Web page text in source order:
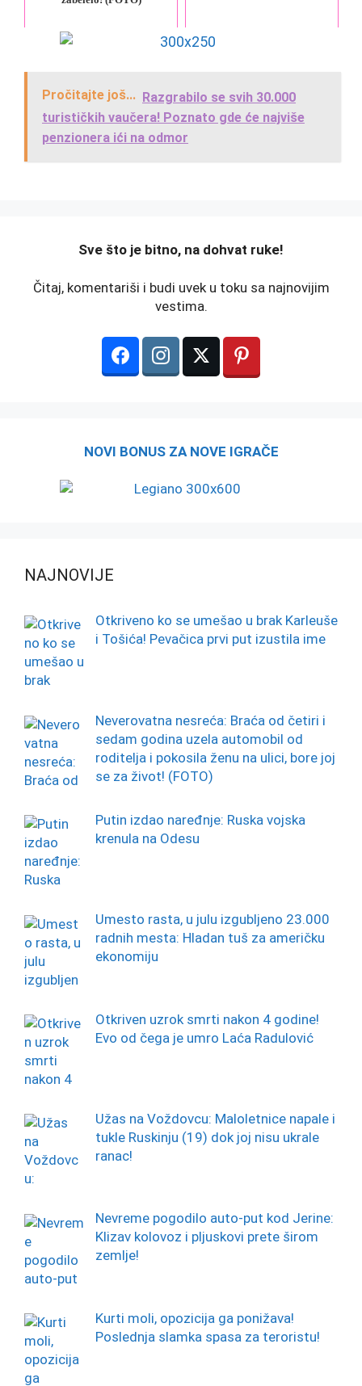
Pročitajte još... Razgrabilo se svih 30.000
turističkih vaučera! Poznato gde će najviše
penzionera ići na odmor
️Sve što je bitno, na dohvat ruke!
Čitaj, komentariši i budi uvek u toku sa najnovijim
vestima.
NOVI BONUS ZA NOVE IGRAČE
NAJNOVIJE
Otkriveno ko se umešao u brak Karleuše
i Tošića! Pevačica prvi put izustila ime
Neverovatna nesreća: Braća od četiri i
sedam godina uzela automobil od
roditelja i pokosila ženu na ulici, bore joj
se za život! (FOTO)
Putin izdao naređnje: Ruska vojska
krenula na Odesu
Umesto rasta, u julu izgubljeno 23.000
radnih mesta: Hladan tuš za američku
ekonomiju
Otkriven uzrok smrti nakon 4 godine!
Evo od čega je umro Laća Radulović
Užas na Voždovcu: Maloletnice napale i
tukle Ruskinju (19) dok joj nisu ukrale
ranac!
Nevreme pogodilo auto-put kod Jerine:
Klizav kolovoz i pljuskovi prete širom
zemlje!
Kurti moli, opozicija ga ponižava!
Poslednja slamka spasa za teroristu!